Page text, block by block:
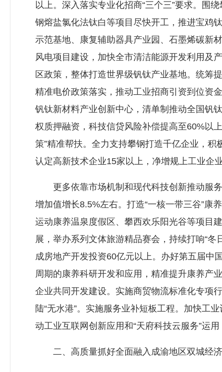
以上。深入落实专业化招商“三个三”要求。围
钢熔盐氯化法钛白等项目尽快开工，推进宝鸡
示范基地、康复辅助器具产业园、石墨烯碳新
风电项目建设，加快全市清洁能源开发利用及
区政策，整体打造世界级钒钛产业基地。统筹
精准电价政策落实，推动工业招商引资到位资
钒钛新材料产业创新中心，清单制推动全国钒
权质押融资，科技信贷风险补偿提高至60%以
策”精准帮扶。全力支持攀钢打造千亿企业，
认定高新技术企业15家以上，净增规上工业企
更多依靠市场机制和现代科技创新推动服务
增加值增长8.5%左右。打造“一核一带三谷”康
运动康养温泉度假区、攀西欢乐阳光谷等项目
展，举办系列文体旅游精品赛会，持续打响“
成房地产开发投资60亿元以上。办好第五届中
周期的康养科研开发和应用，精准提升康养产
企业共同开发建设。实施商贸物流标准化专项
陆“无水港”。实施服务业补短板工程。加快工
动工业互联网创新应用和“天府科技云服务”运
二、高质量抓好全面融入成渝地区双城经济